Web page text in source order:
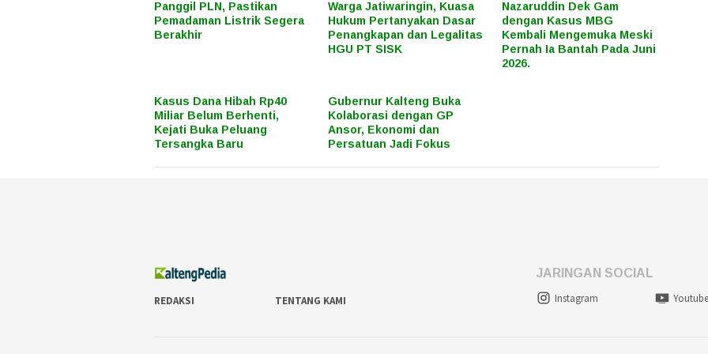
Panggil PLN, Pastikan
Pemadaman Listrik Segera
Berakhir
Warga Jatiwaringin, Kuasa
Hukum Pertanyakan Dasar
Penangkapan dan Legalitas
HGU PT SISK
Nazaruddin Dek Gam
dengan Kasus MBG
Kembali Mengemuka Meski
Pernah Ia Bantah Pada Juni
2026.
Kasus Dana Hibah Rp40
Miliar Belum Berhenti,
Kejati Buka Peluang
Tersangka Baru
Gubernur Kalteng Buka
Kolaborasi dengan GP
Ansor, Ekonomi dan
Persatuan Jadi Fokus
REDAKSI TENTANG KAMI
JARINGAN SOCIAL
Instagram